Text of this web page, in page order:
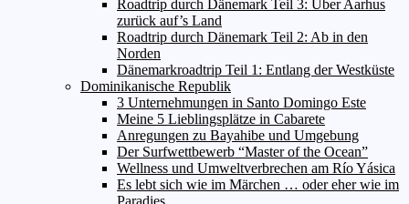
Roadtrip durch Dänemark Teil 3: Über Aarhus
zurück auf’s Land
Roadtrip durch Dänemark Teil 2: Ab in den
Norden
Dänemarkroadtrip Teil 1: Entlang der Westküste
Dominikanische Republik
3 Unternehmungen in Santo Domingo Este
Meine 5 Lieblingsplätze in Cabarete
Anregungen zu Bayahibe und Umgebung
Der Surfwettbewerb “Master of the Ocean”
Wellness und Umweltverbrechen am Río Yásica
Es lebt sich wie im Märchen … oder eher wie im
Paradies.